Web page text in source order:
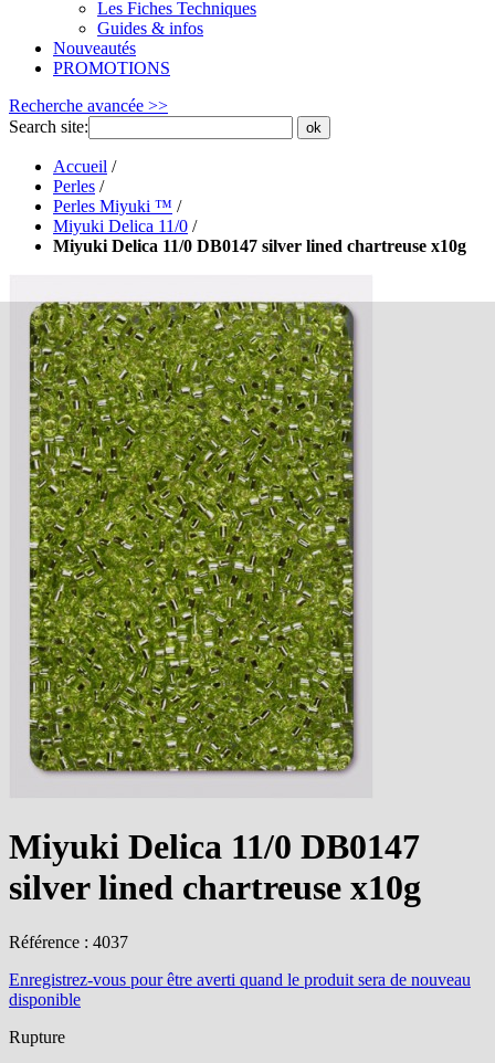
Les Fiches Techniques
Guides & infos
Nouveautés
PROMOTIONS
Recherche avancée >>
Search site:
ok
Accueil /
Perles /
Perles Miyuki ™ /
Miyuki Delica 11/0 /
Miyuki Delica 11/0 DB0147 silver lined chartreuse x10g
Miyuki Delica 11/0 DB0147
silver lined chartreuse x10g
Référence : 4037
Enregistrez-vous pour être averti quand le produit sera de nouveau
disponible
Rupture